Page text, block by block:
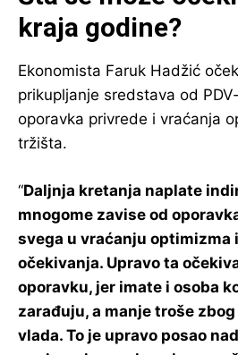
kraja godine?
Ekonomista Faruk Hadžić
prikupljanje sredstava od
oporavka privrede i vraćanja
tržišta.
“Daljnja kretanja naplate
mnogome zavise od
svega u vraćanju optimizma
očekivanja. Upravo ta
oporavku, jer imate i osoba
zarađuju, a manje troše
vlada. To je upravo posao